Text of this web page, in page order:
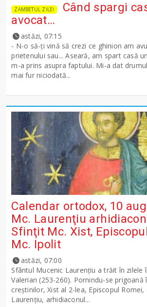
ZAMBETUL ZILEI
Când spargi
avocat…
astăzi, 07:15
- N-o să-ţi vină să crezi ce ghinion am
prietenului sau... Aseară, am spart casă
m-a prins asupra faptului. Mi-a dat
mai fur niciodată...
Calendar ortodox, 10
Mc. Laurenţiu
Sfinţit Mc. Xist,
Mc. Ipolit
astăzi, 07:00
Sfântul Mucenic Laurenţiu a trăit în zilele
Valerian (253-260). Pornindu-se prigoană
creştinilor, Xist al 2-lea, Episcopul
Laurenţiu, arhidiaconul...